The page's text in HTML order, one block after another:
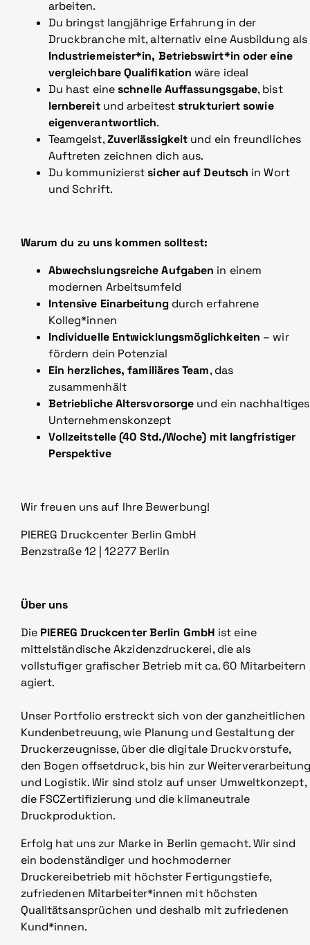
arbeiten.
Du bringst langjährige Erfahrung in der
Druckbranche mit, alternativ eine Ausbildung als
Industriemeister*in, Betriebswirt*in oder eine
vergleichbare Qualifikation wäre ideal
Du hast eineschnelle Auffassungsgabe, bist
lernbereitund arbeiteststrukturiert sowie
eigenverantwortlich.
Teamgeist,Zuverlässigkeit und ein freundliches
Auftreten zeichnen dich aus.
Du kommunizierstsicher auf Deutsch in Wort
und Schrift.
Warum du zu uns kommen solltest:
Abwechslungsreiche Aufgaben in einem
modernen Arbeitsumfeld
Intensive Einarbeitungdurch erfahrene
Kolleg*innen
Individuelle Entwicklungsmöglichkeiten – wir
fördern dein Potenzial
Ein herzliches, familiäres Team, das
zusammenhält
Betriebliche Altersvorsorge und ein nachhaltiges
Unternehmenskonzept
Vollzeitstelle (40 Std./Woche) mit langfristiger
Perspektive
Wir freuen uns auf Ihre Bewerbung!
PIEREG Druckcenter Berlin GmbH
Benzstraße 12 | 12277 Berlin
Über uns
Die PIEREG Druckcenter Berlin GmbH ist eine
mittelständische Akzidenzdruckerei, die als
vollstufiger grafischer Betrieb mit ca. 60 Mitarbeitern
agiert.
Unser Portfolio erstreckt sich von der ganzheitlichen
Kundenbetreuung, wie Planung und Gestaltung der
Druckerzeugnisse, über die digitale Druckvorstufe,
den Bogen­ offsetdruck, bis hin zur
und Logistik. Wir sind stolz auf unser Umweltkonzept,
die FSC­Zertifizierung und die klimaneutrale
Druckproduktion.
Erfolg hat uns zur Marke in Berlin gemacht. Wir sind
ein bodenständiger und hochmoderner
Druckereibetrieb mit höchster Fertigungstiefe,
zufriedenen Mitarbeiter*innen mit höchsten
Qualitätsansprüchen und deshalb mit zufriedenen
Kund*innen.